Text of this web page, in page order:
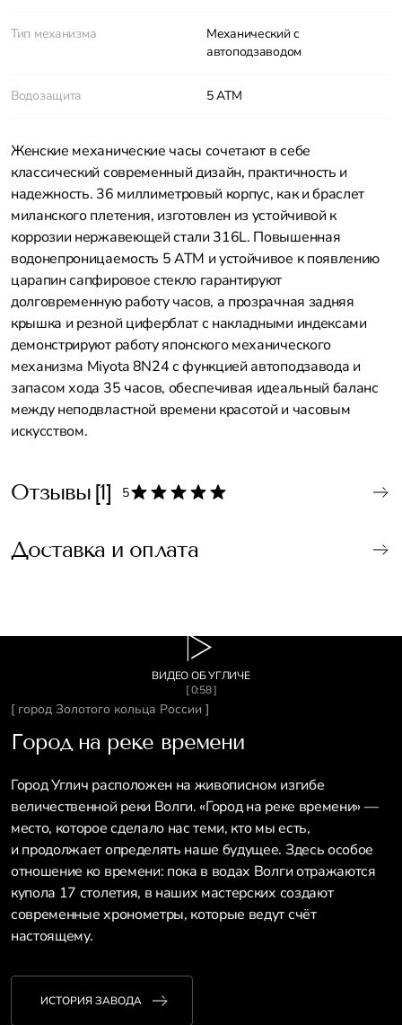
Женские механические часы сочетают в себе
классический современный дизайн, практичность и
надежность. 36 миллиметровый корпус, как и браслет
миланского плетения, изготовлен из устойчивой к
коррозии нержавеющей стали 316L. Повышенная
водонепроницаемость 5 АТМ и устойчивое к появлению
царапин сапфировое стекло гарантируют
долговременную работу часов, а прозрачная задняя
крышка и резной циферблат с накладными индексами
демонстрируют работу японского механического
механизма Miyota 8N24 с функцией автоподзавода и
запасом хода 35 часов, обеспечивая идеальный баланс
между неподвластной времени красотой и часовым
искусством.
Тип механизма
Механический с
автоподзаводом
Водозащита 5 АТМ
Отзывы [1] 5
Доставка и оплата
ВИДЕО ОБ УГЛИЧЕ
[ 0:58 ]
[ город Золотого кольца России ]
Город на реке времени
Город Углич расположен на живописном изгибе
величественной реки Волги. «Город на реке времени» —
место, которое сделало нас теми, кто мы есть,
и продолжает определять наше будущее. Здесь особое
отношение ко времени: пока в водах Волги отражаются
купола 17 столетия, в наших мастерских создают
современные хронометры, которые ведут счёт
настоящему.
ИСТОРИЯ ЗАВОДА